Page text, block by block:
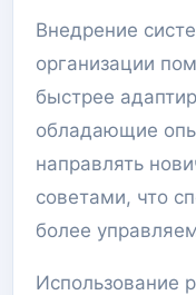
Внедрение
организации
быстрее
обладающие
направлять
советами, что
более
Использование